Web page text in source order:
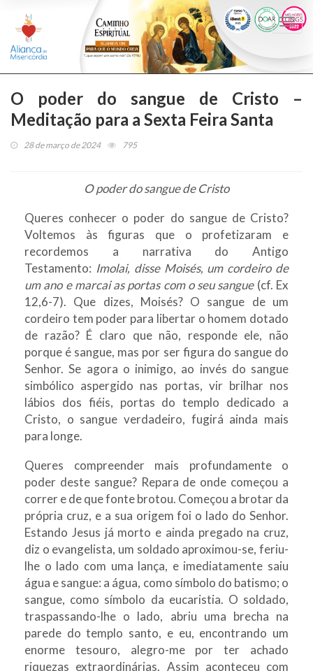
O poder do sangue de Cristo –
Meditação para a Sexta Feira Santa
28 de março de 2024 795
O poder do sangue de Cristo
Queres conhecer o poder do sangue de Cristo?
Voltemos às figuras que o profetizaram e
recordemos a narrativa do Antigo
Testamento: Imolai, disse Moisés, um cordeiro de
um ano e marcai as portas com o seu sangue(cf. Ex
12,6-7). Que dizes, Moisés? O sangue de um
cordeiro tem poder para libertar o homem dotado
de razão? É claro que não, responde ele, não
porque é sangue, mas por ser figura do sangue do
Senhor. Se agora o inimigo, ao invés do sangue
simbólico aspergido nas portas, vir brilhar nos
lábios dos fiéis, portas do templo dedicado a
Cristo, o sangue verdadeiro, fugirá ainda mais
para longe.
Queres compreender mais profundamente o
poder deste sangue? Repara de onde começou a
correr e de que fonte brotou. Começou a brotar da
própria cruz, e a sua origem foi o lado do Senhor.
Estando Jesus já morto e ainda pregado na cruz,
diz o evangelista, um soldado aproximou-se, feriu-
lhe o lado com uma lança, e imediatamente saiu
água e sangue: a água, como símbolo do batismo; o
sangue, como símbolo da eucaristia. O soldado,
traspassando-lhe o lado, abriu uma brecha na
parede do templo santo, e eu, encontrando um
enorme tesouro, alegro-me por ter achado
riquezas extraordinárias. Assim aconteceu com